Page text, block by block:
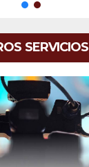
SERVICIOS